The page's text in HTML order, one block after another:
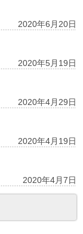
2020年6月20日
2020年5月19日
2020年4月29日
2020年4月19日
2020年4月7日